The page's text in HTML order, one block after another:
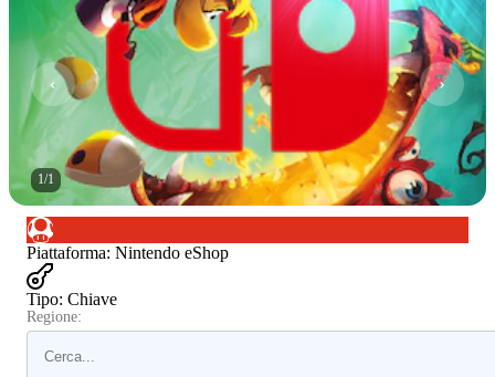
1/1
Piattaforma: Nintendo eShop
Tipo: Chiave
Regione: